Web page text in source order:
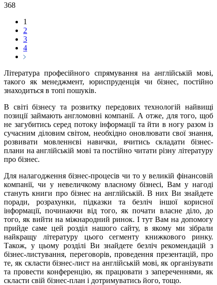
368
1
2
3
4
Література професійного спрямування на англійській мові,
такого як менеджмент, юриспруденція чи бізнес, постійно
знаходиться в топі пошуків.
В світі бізнесу та розвитку передових технологій найвищі
позиції займають англомовні компанії. А отже, для того, щоб
не загубитись серед потоку інформації та йти в ногу разом із
сучасним діловим світом, необхідно оновлювати свої знання,
розвивати мовленнєві навички, вчитись складати бізнес-
плани на англійській мові та постійно читати різну літературу
про бізнес.
Для налагодження бізнес-процесів чи то у великій фінансовій
компанії, чи у невеличкому власному бізнесі, Вам у нагоді
стануть книги про бізнес на англійській. В них Ви знайдете
поради, розрахунки, підказки та безліч іншої корисної
інформації, починаючи від того, як почати власне діло, до
того, як вийти на міжнародний ринок. І тут Вам на допомогу
прийде саме цей розділ нашого сайту, в якому ми зібрали
найкращу літературу цього сегменту книжкового ринку.
Також, у цьому розділі Ви знайдете безліч рекомендацій з
бізнес-листування, переговорів, проведення презентацій, про
те, як скласти бізнес-лист на англійській мові, як організувати
та провести конференцію, як працювати з запереченнями, як
скласти свій бізнес-план і дотримуватись його, тощо.